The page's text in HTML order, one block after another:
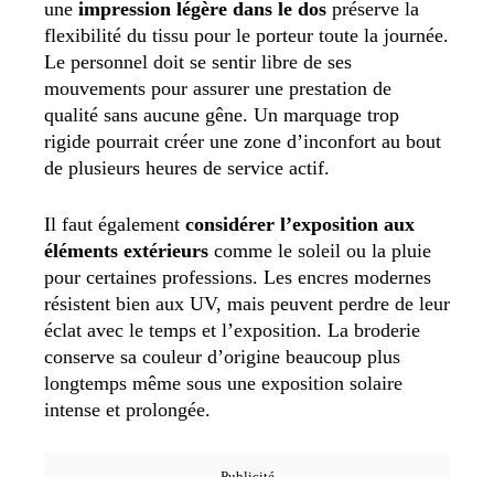
une impression légère dans le dos préserve la
flexibilité du tissu pour le porteur toute la journée.
Le personnel doit se sentir libre de ses
mouvements pour assurer une prestation de
qualité sans aucune gêne. Un marquage trop
rigide pourrait créer une zone d’inconfort au bout
de plusieurs heures de service actif.
Il faut également considérer l’exposition aux
éléments extérieurs comme le soleil ou la pluie
pour certaines professions. Les encres modernes
résistent bien aux UV, mais peuvent perdre de leur
éclat avec le temps et l’exposition. La broderie
conserve sa couleur d’origine beaucoup plus
longtemps même sous une exposition solaire
intense et prolongée.